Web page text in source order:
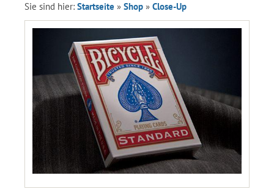
Sie sind hier: Startseite » Shop » Close-Up